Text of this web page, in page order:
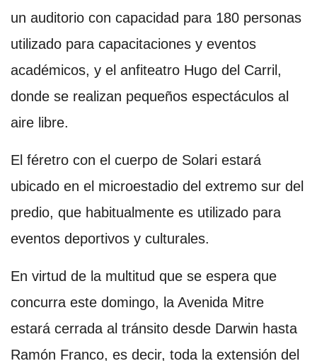
un auditorio con capacidad para 180 personas
utilizado para capacitaciones y eventos
académicos, y el anfiteatro Hugo del Carril,
donde se realizan pequeños espectáculos al
aire libre.
El féretro con el cuerpo de Solari estará
ubicado en el microestadio del extremo sur del
predio, que habitualmente es utilizado para
eventos deportivos y culturales.
En virtud de la multitud que se espera que
concurra este domingo, la Avenida Mitre
estará cerrada al tránsito desde Darwin hasta
Ramón Franco, es decir, toda la extensión del